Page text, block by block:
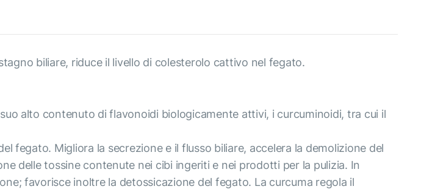
biliare, riduce il livello di colesterolo cattivo nel fegato.
alto contenuto di flavonoidi biologicamente attivi, i curcuminoidi, tra cui il
fegato. Migliora la secrezione e il flusso biliare, accelera la demolizione del
delle tossine contenute nei cibi ingeriti e nei prodotti per la pulizia. In
favorisce inoltre la detossicazione del fegato. La curcuma regola il